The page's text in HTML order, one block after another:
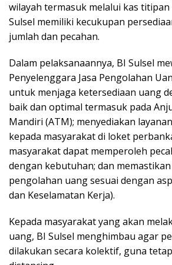
wilayah termasuk melalui kas
Sulsel memiliki kecukupan
jumlah dan pecahan.
Dalam pelaksanaannya, BI Sulsel
Penyelenggara Jasa Pengolahan
untuk menjaga ketersediaan uang
baik dan optimal termasuk pada
Mandiri (ATM); menyediakan
kepada masyarakat di loket
masyarakat dapat memperoleh
dengan kebutuhan; dan
pengolahan uang sesuai dengan
dan Keselamatan Kerja).
Kepada masyarakat yang akan
uang, BI Sulsel menghimbau agar
dilakukan secara kolektif, guna